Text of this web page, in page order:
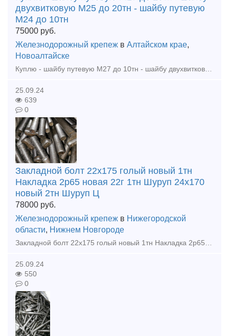
двухвитковую М25 до 20тн - шайбу путевую
М24 до 10тн
75000 руб.
Железнодорожный крепеж в Алтайском крае,
Новоалтайске
Куплю - шайбу путевую М27 до 10тн - шайбу двухвитковую М25 до 20тн - шайбу путевую М24 до 10тн - болт стыковой М27х160 до 10тн - рельсы р65 12,5м 1гр до 200тн Расчет быстрый! Ра
25.09.24
639
0
Закладной болт 22х175 голый новый 1тн
Накладка 2р65 новая 22г 1тн Шуруп 24х170
новый 2тн Шуруп Ц
78000 руб.
Железнодорожный крепеж в Нижегородской
области, Нижнем Новгороде
Закладной болт 22х175 голый новый 1тн Накладка 2р65 новая 22г 1тн Шуруп 24х170 новый 2тн Шуруп ЦП54 6 гран новый 2тн Накладка 1р65 новая 22г 2,5тн Костыль 16х16х165 новый 8тн Клеммны
25.09.24
550
0